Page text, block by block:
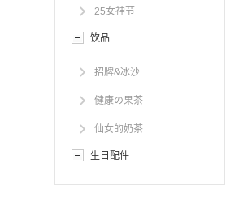
25女神节
饮品
招牌&冰沙
健康の果茶
仙女的奶茶
生日配件